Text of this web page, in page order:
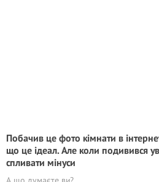
Побачив це фото кімнати в
що це ідеал. Але коли подивився
спливати мінуси